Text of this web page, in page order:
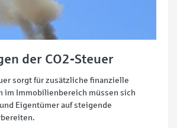
der CO2-Steuer
sorgt für zusätzliche finanzielle
im Immobilienbereich müssen sich
Eigentümer auf steigende